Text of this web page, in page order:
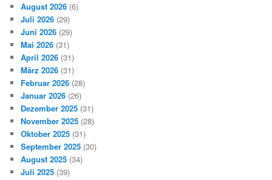
August 2026 (6)
Juli 2026 (29)
Juni 2026 (29)
Mai 2026 (31)
April 2026 (31)
März 2026 (31)
Februar 2026 (28)
Januar 2026 (26)
Dezember 2025 (31)
November 2025 (28)
Oktober 2025 (31)
September 2025 (30)
August 2025 (34)
Juli 2025 (39)